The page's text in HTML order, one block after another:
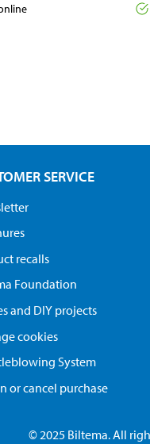
SERVICE
recalls
Foundation
and DIY projects
cookies
System
or cancel purchase
© 2025 Biltema. All